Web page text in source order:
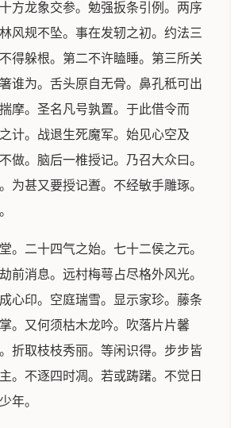
方龙象交参。勉强扳条引例。两序
风规不坠。事在发轫之初。约法三
得躲根。第二不许瞌睡。第三所关
谁为。舌头原自无骨。鼻孔秪可出
摩。圣名凡号孰置。于此借令而
计。战退生死魔军。始见心空及
做。脑后一椎授记。乃召大众曰。
为甚又要授记聻。不经敏手雕琢。
。二十四气之始。七十二侯之元。
前消息。远村梅萼占尽格外风光。
心印。空庭瑞雪。显示家珍。藤条
。又何须枯木龙吟。吹落片片馨
折取枝枝秀丽。等闲识得。步步皆
。不逐四时凋。若或踌躇。不觉日
年。